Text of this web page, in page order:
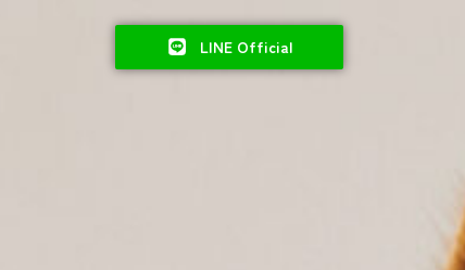
LINE Official